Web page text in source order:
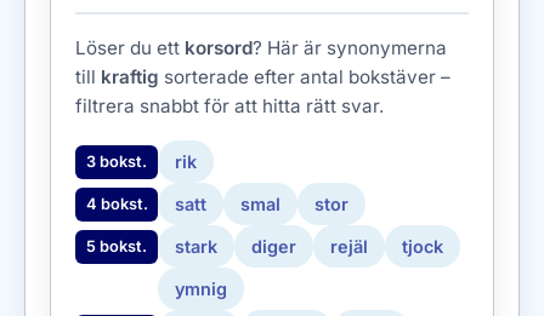
Löser du ett korsord? Här är synonymerna
till kraftig sorterade efter antal bokstäver –
filtrera snabbt för att hitta rätt svar.
3 bokst. rik
4 bokst. satt smal stor
5 bokst. stark diger rejäl tjock
ymnig